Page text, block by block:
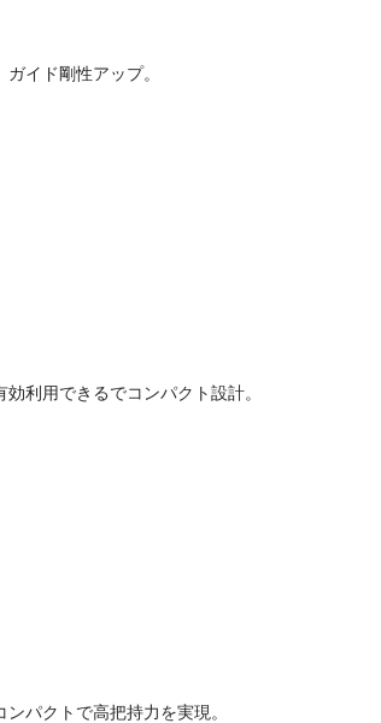
、ガイド剛性アップ。
利用できるでコンパクト設計。
パクトで高把持力を実現。